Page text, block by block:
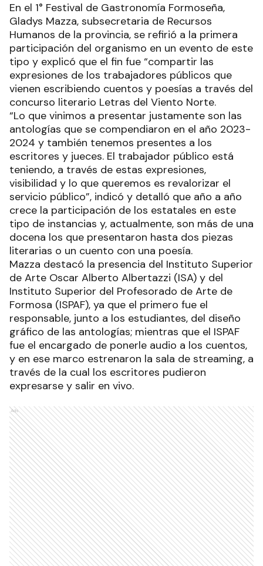
En el 1° Festival de Gastronomía Formoseña,
Gladys Mazza, subsecretaria de Recursos
Humanos de la provincia, se refirió a la primera
participación del organismo en un evento de este
tipo y explicó que el fin fue “compartir las
expresiones de los trabajadores públicos que
vienen escribiendo cuentos y poesías a través del
concurso literario Letras del Viento Norte.
“Lo que vinimos a presentar justamente son las
antologías que se compendiaron en el año 2023-
2024 y también tenemos presentes a los
escritores y jueces. El trabajador público está
teniendo, a través de estas expresiones,
visibilidad y lo que queremos es revalorizar el
servicio público”, indicó y detalló que año a año
crece la participación de los estatales en este
tipo de instancias y, actualmente, son más de una
docena los que presentaron hasta dos piezas
literarias o un cuento con una poesía.
Mazza destacó la presencia del Instituto Superior
de Arte Oscar Alberto Albertazzi (ISA) y del
Instituto Superior del Profesorado de Arte de
Formosa (ISPAF), ya que el primero fue el
responsable, junto a los estudiantes, del diseño
gráfico de las antologías; mientras que el ISPAF
fue el encargado de ponerle audio a los cuentos,
y en ese marco estrenaron la sala de streaming, a
través de la cual los escritores pudieron
expresarse y salir en vivo.
Ads